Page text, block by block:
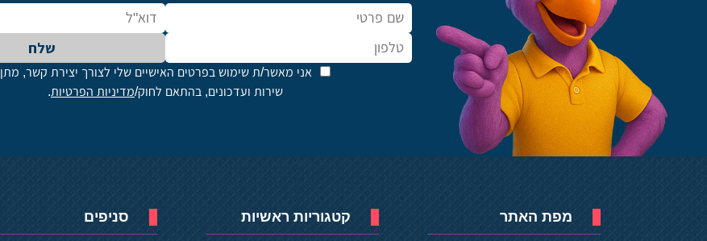
שלח
אני מאשר/ת שימוש בפרטים האישיים שלי לצורך יצירת קשר, מתן
שירות ועדכונים, בהתאם לחוק/מדיניות הפרטיות.
מפת האתר קטגוריות ראשיות סניפים